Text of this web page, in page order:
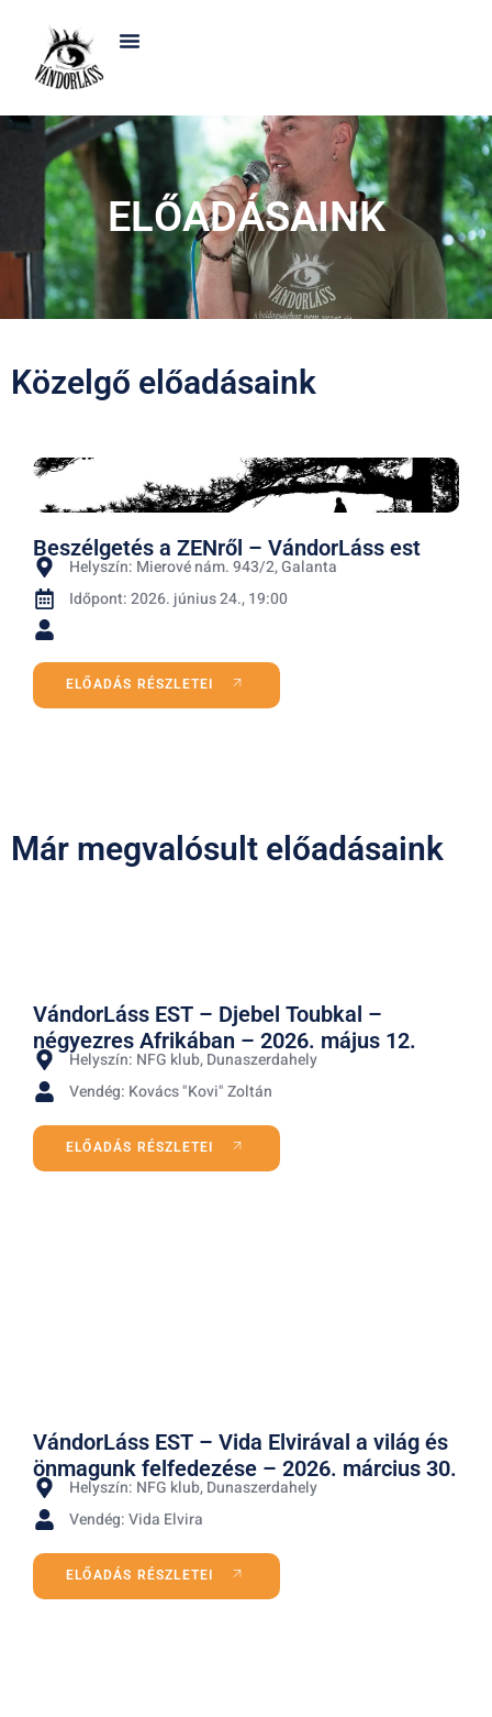
ELŐADÁSAINK
Közelgő előadásaink
Beszélgetés a ZENről – VándorLáss est
Helyszín: Mierové nám. 943/2, Galanta
Időpont: 2026. június 24., 19:00
ELŐADÁS RÉSZLETEI
Már megvalósult előadásaink
VándorLáss EST – Djebel Toubkal –
négyezres Afrikában – 2026. május 12.
Helyszín: NFG klub, Dunaszerdahely
Vendég: Kovács "Kovi" Zoltán
ELŐADÁS RÉSZLETEI
VándorLáss EST – Vida Elvirával a világ és
önmagunk felfedezése – 2026. március 30.
Helyszín: NFG klub, Dunaszerdahely
Vendég: Vida Elvira
ELŐADÁS RÉSZLETEI